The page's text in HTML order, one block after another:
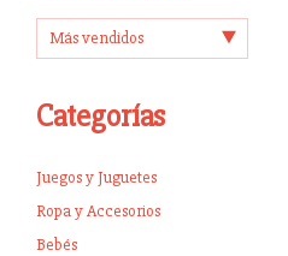
Categorías
Juegos y Juguetes
Ropa y Accesorios
Bebés